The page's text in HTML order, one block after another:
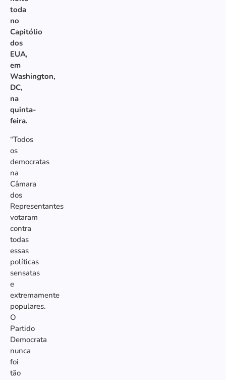
toda
no
Capitólio
dos
EUA,
em
Washington,
DC,
na
quinta-
feira.
“Todos
os
democratas
na
Câmara
dos
Representantes
votaram
contra
todas
essas
políticas
sensatas
e
extremamente
populares.
O
Partido
Democrata
nunca
foi
tão